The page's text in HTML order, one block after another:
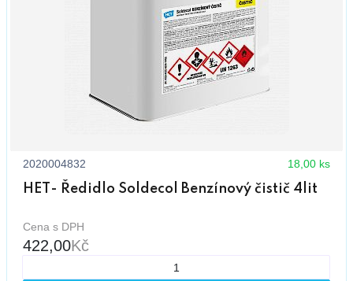
2020004832 18,00 ks
HET- Ředidlo Soldecol Benzínový čistič 4lit
Cena s DPH
422,00Kč